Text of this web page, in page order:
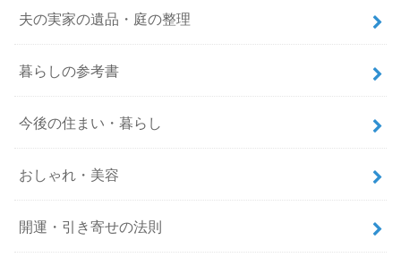
夫の実家の遺品・庭の整理
暮らしの参考書
今後の住まい・暮らし
おしゃれ・美容
開運・引き寄せの法則